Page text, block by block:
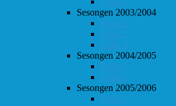
Sesongen 2003/2004
Follo 1
Follo 2
Follo 3
Sesongen 2004/2005
Follo 1
Follo 2
Sesongen 2005/2006
Follo 1